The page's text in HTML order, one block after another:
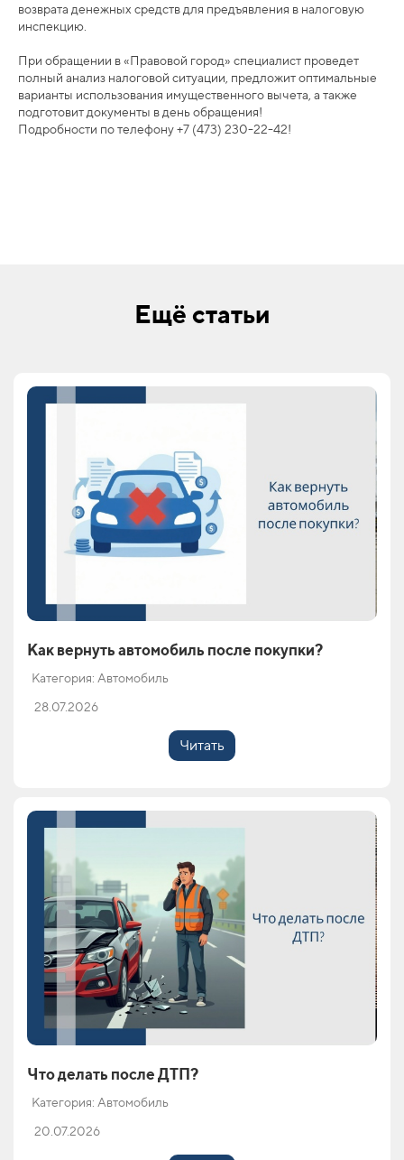
возврата денежных средств для предъявления в налоговую
инспекцию.
При обращении в «Правовой город» специалист проведет
полный анализ налоговой ситуации, предложит оптимальные
варианты использования имущественного вычета, а также
подготовит документы в день обращения!
Подробности по телефону +7 (473) 230-22-42!
Ещё статьи
Как вернуть автомобиль после покупки?
Категория: Автомобиль
28.07.2026
Читать
Что делать после ДТП?
Категория: Автомобиль
20.07.2026